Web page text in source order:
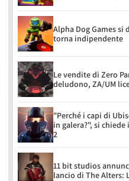
Alpha Dog Games si
torna indipendente
Le vendite di Zero
deludono, ZA/UM
"Perché i capi di
in galera?", si
2
11 bit studios
lancio di The Alters: